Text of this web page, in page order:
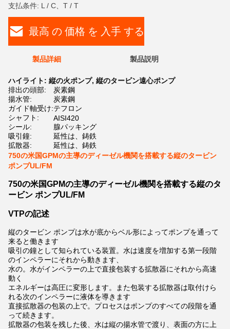
支払条件: L / C、T / T
最高 の 価格 を 入手 する
製品詳細 製品説明
ハイライト: 縦の火ポンプ, 縦のタービン遠心ポンプ
排出の頭部:
炭素鋼
揚水管:
炭素鋼
ガイド軸受け:テフロン
シャフト:
AISI420
シール:
腺パッキング
吸引鐘:
延性は、鋳鉄
拡散器:
延性は、鋳鉄
750の米国GPMの主導のディーゼル機関を搭載する縦のタービン
ポンプUL/FM
750の米国GPMの主導のディーゼル機関を搭載する縦のタ
ービン ポンプUL/FM
VTPの記述
縦のタービン ポンプは水が底からベル形によってポンプを通って
来ると働きます
吸引の鐘として知られている装置。水は速度を増加する第一段階
のインペラーにそれから動きます、
水の。水がインペラーの上で直接包装する拡散器にそれから高速
動く
エネルギーは高圧に変形します。また包装する拡散器は取付けら
れる次のインペラーに液体を導きます
直接拡散器の包装の上で。プロセスはポンプのすべての段階を通
って続きます。
拡散器の包装を残した後、水は縦の揚水管で渡り、表面の方に上